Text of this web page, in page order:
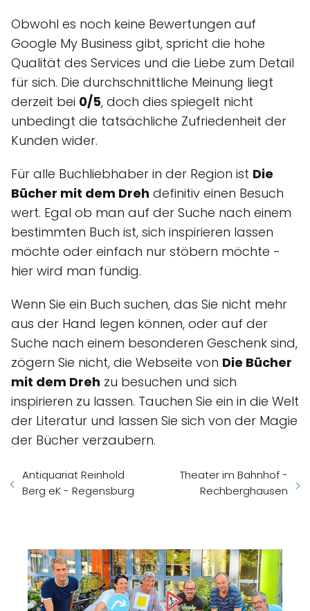
Obwohl es noch keine Bewertungen auf
Google My Business gibt, spricht die hohe
Qualität des Services und die Liebe zum Detail
für sich. Die durchschnittliche Meinung liegt
derzeit bei 0/5, doch dies spiegelt nicht
unbedingt die tatsächliche Zufriedenheit der
Kunden wider.
Für alle Buchliebhaber in der Region ist Die
Bücher mit dem Dreh definitiv einen Besuch
wert. Egal ob man auf der Suche nach einem
bestimmten Buch ist, sich inspirieren lassen
möchte oder einfach nur stöbern möchte -
hier wird man fündig.
Wenn Sie ein Buch suchen, das Sie nicht mehr
aus der Hand legen können, oder auf der
Suche nach einem besonderen Geschenk sind,
zögern Sie nicht, die Webseite von Die Bücher
mit dem Dreh zu besuchen und sich
inspirieren zu lassen. Tauchen Sie ein in die Welt
der Literatur und lassen Sie sich von der Magie
der Bücher verzaubern.
Antiquariat Reinhold
Berg eK - Regensburg
Theater im Bahnhof -
Rechberghausen